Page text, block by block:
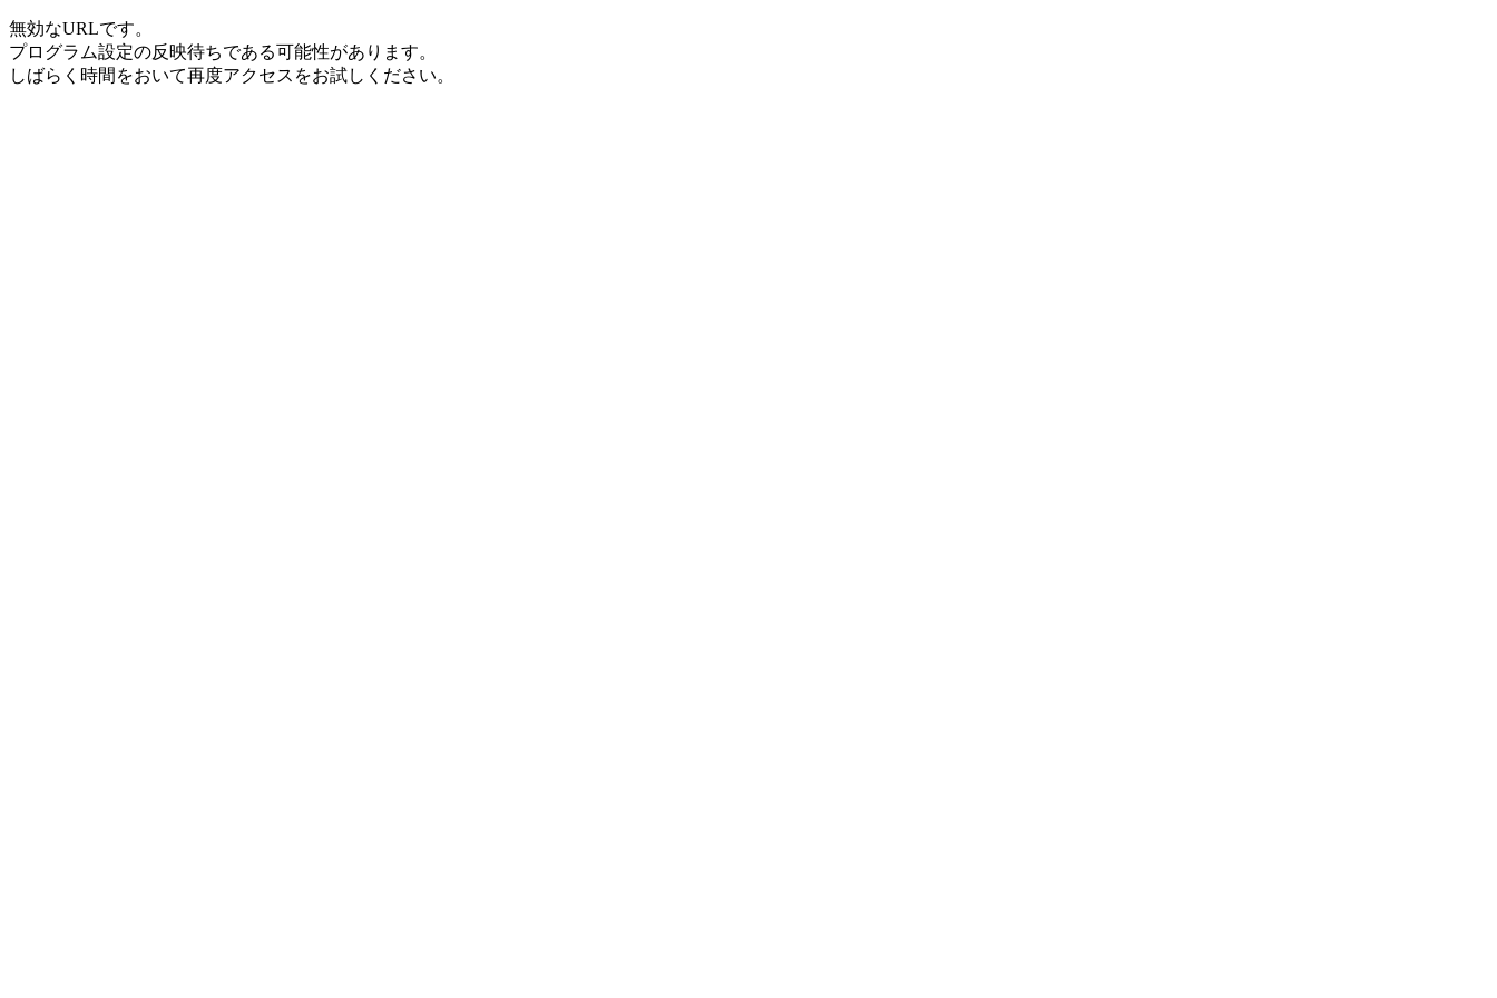
無効なURLです。
プログラム設定の反映待ちである可能性があります。
しばらく時間をおいて再度アクセスをお試しください。